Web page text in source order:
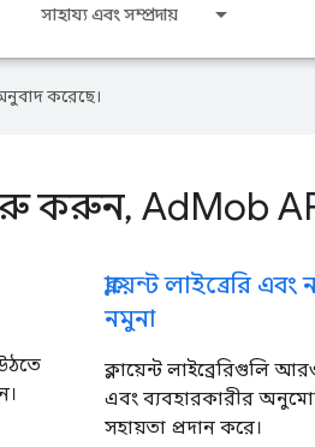
সাহায্য এবং সম্প্রদায়
করেছে।
করুন, AdMob
ক্লায়েন্ট লাইব্রেরি এবং
নমুনা
ক্লায়েন্ট লাইব্রেরিগুলি
এবং ব্যবহারকারীর
সহায়তা প্রদান করে।